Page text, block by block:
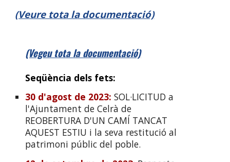
(Veure tota la documentació)
(Vegeu tota la documentació)
Seqüència dels fets:
30 d'agost de 2023:SOL·LICITUD a
l'Ajuntament de Celrà de
REOBERTURA D'UN CAMÍ TANCAT
AQUEST ESTIU i la seva restitució al
patrimoni públic del poble.